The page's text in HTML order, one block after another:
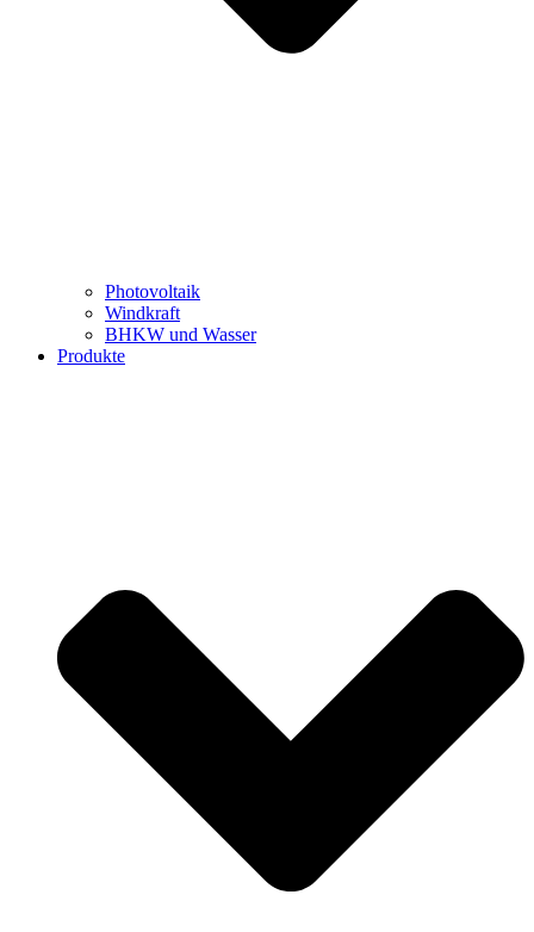
Photovoltaik
Windkraft
BHKW und Wasser
Produkte